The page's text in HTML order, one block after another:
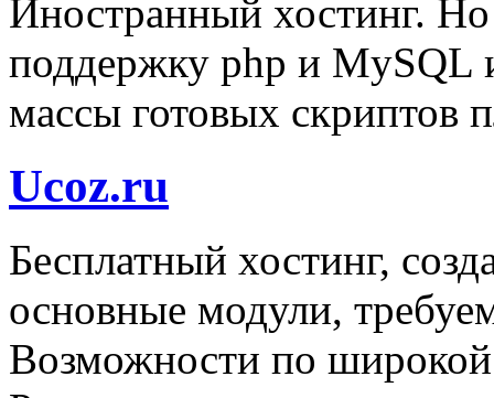
Иностранный хостинг.
поддержку php и MySQL
массы готовых скриптов
Ucoz.ru
Бесплатный хостинг,
основные модули,
Возможности по широкой